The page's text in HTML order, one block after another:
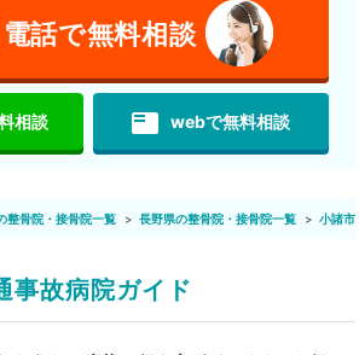
電話で無料相談
相談 featured_play_list webで無料相談
整骨院・接骨院一覧 長野県の整骨院・接骨院一覧 小諸市
事故病院ガイド